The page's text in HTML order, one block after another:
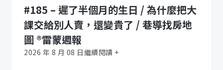
#185 – 遲了半個月的生日 / 為什麼把大
課交給別人賣，還變貴了 / 巷導找房地
圖 ®️雷蒙週報
2026 年 8 月 08 日 繼續閱讀 +